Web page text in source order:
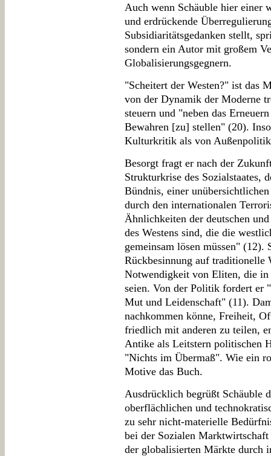
Auch wenn Schäuble hier einer
und erdrückende
Subsidiaritätsgedanken stellt,
sondern ein Autor mit großem
Globalisierungsgegnern.
"Scheitert der Westen?" ist das
von der Dynamik der Moderne
steuern und "neben das
Bewahren [zu] stellen" (20).
Kulturkritik als von
Besorgt fragt er nach der
Strukturkrise des Sozialstaates,
Bündnis, einer
durch den internationalen
Ähnlichkeiten der deutschen
des Westens sind, die die
gemeinsam lösen müssen" (12).
Rückbesinnung auf traditionelle
Notwendigkeit von Eliten, die
seien. Von der Politik fordert er
Mut und Leidenschaft" (11).
nachkommen könne, Freiheit,
friedlich mit anderen zu teilen,
Antike als Leitstern politischen
"Nichts im Übermaß". Wie ein
Motive das Buch.
Ausdrücklich begrüßt Schäuble
oberflächlichen und
zu sehr nicht-materielle
bei der Sozialen
der globalisierten Märkte durch